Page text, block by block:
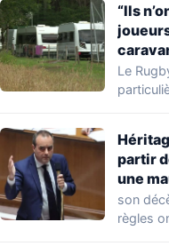
“Ils
Le
partir
une
son
règles